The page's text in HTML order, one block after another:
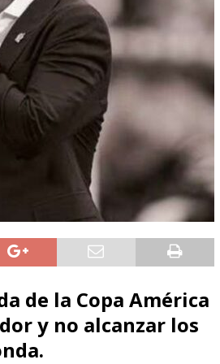
de la Copa América
y no alcanzar los